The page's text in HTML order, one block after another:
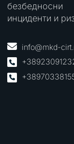
безбедносни
инциденти и
info@mkd-